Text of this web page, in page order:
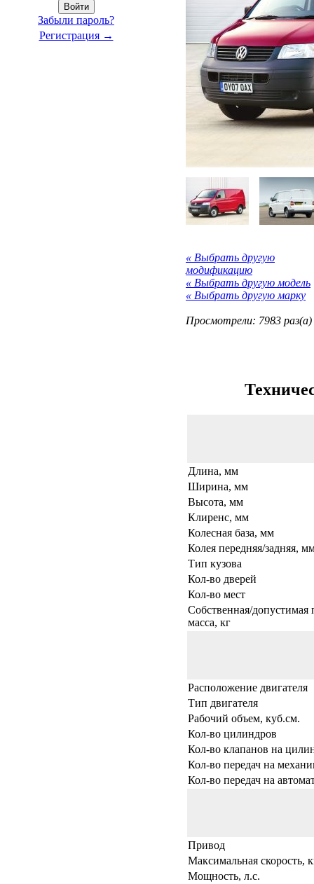
Забыли пароль?
Регистрация →
« Выбрать другую
модификацию
« Выбрать другую модель
« Выбрать другую марку
Просмотрели: 7983 раз(а)
Длина, мм
Ширина, мм
Высота, мм
Клиренс, мм
Колесная база, мм
Колея передняя/задняя,
Тип кузова
Кол-во дверей
Кол-во мест
Собственная/допустимая
масса, кг
Расположение двигателя
Тип двигателя
Рабочий объем, куб.см.
Кол-во цилиндров
Кол-во клапанов на
Кол-во передач на
Кол-во передач на
Привод
Максимальная скорость,
Мощность, л.с.